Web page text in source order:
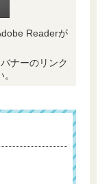
Readerが
ナーのリンク